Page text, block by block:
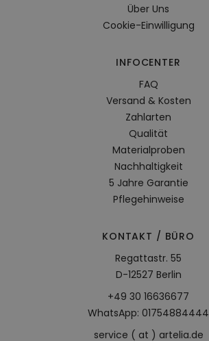
Über Uns
Cookie-Einwilligung
INFOCENTER
FAQ
Versand & Kosten
Zahlarten
Qualität
Materialproben
Nachhaltigkeit
5 Jahre Garantie
Pflegehinweise
KONTAKT / BÜRO
Regattastr. 55
D-12527 Berlin
+49 30 16636677
WhatsApp: 01754884444
service ( at ) artelia.de